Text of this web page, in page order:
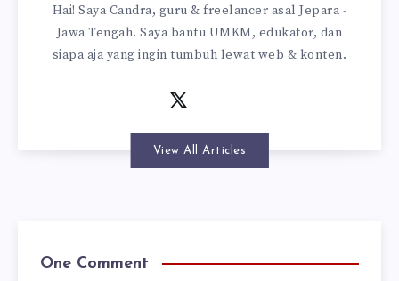
Hai! Saya Candra, guru & freelancer asal Jepara -
Jawa Tengah. Saya bantu UMKM, edukator, dan
siapa aja yang ingin tumbuh lewat web & konten.
View All Articles
One Comment